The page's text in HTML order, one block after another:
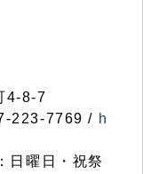
4-8-7
223-7769 / h
日曜日・祝祭